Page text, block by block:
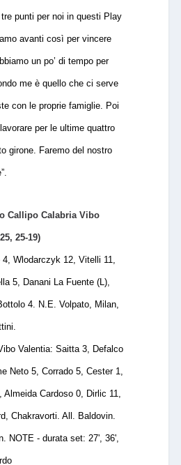
punti per noi in questi Play
avanti così per vincere
un po’ di tempo per
me è quello che ci serve
con le proprie famiglie. Poi
per le ultime quattro
girone. Faremo del nostro
Callipo Calabria Vibo
25-19)
Wlodarczyk 12, Vitelli 11,
5, Danani La Fuente (L),
4. N.E. Volpato, Milan,
Valentia: Saitta 3, Defalco
Neto 5, Corrado 5, Cester 1,
Cardoso 0, Dirlic 11,
Chakravorti. All. Baldovin.
NOTE - durata set: 27', 36',